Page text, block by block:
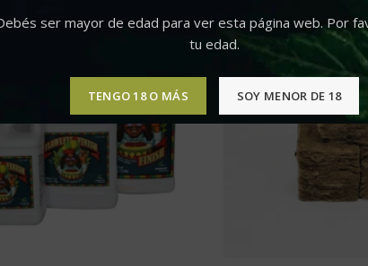
ser mayor de edad para ver esta página web. Por
tu edad.
TENGO 18 O MÁS SOY MENOR DE 18